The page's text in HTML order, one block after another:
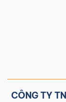
CÔNG TY